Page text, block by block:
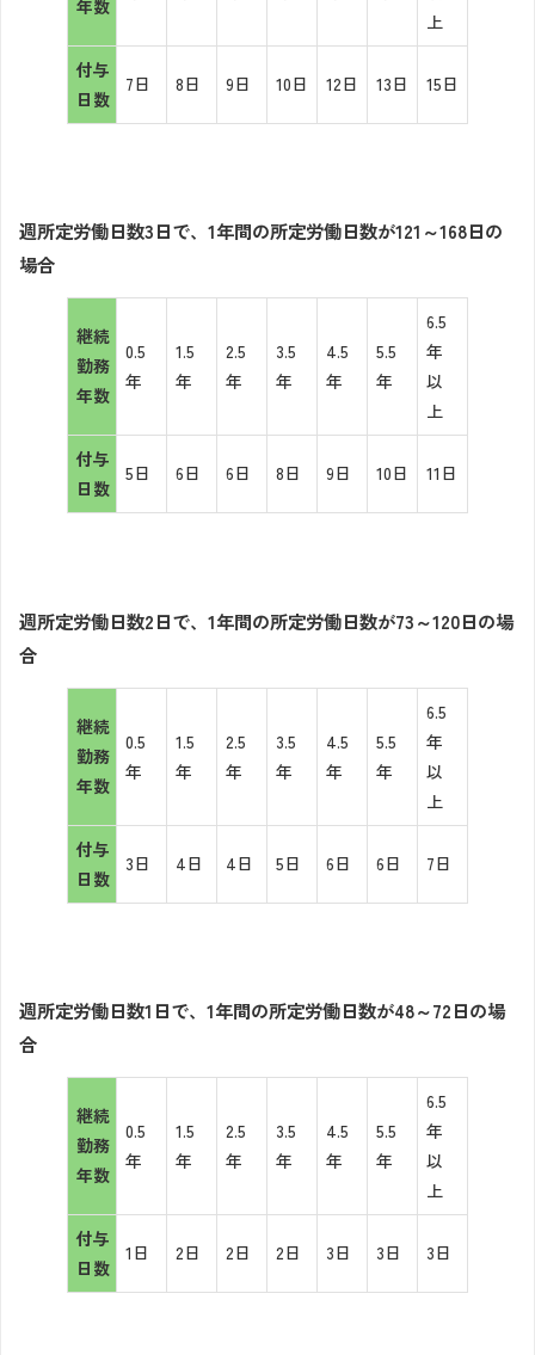
年数
上
付与
日数
7日 8日 9日 10日 12日 13日 15日
週所定労働日数3日で、1年間の所定労働日数が121～168日の
場合
継続
勤務
年数
0.5
年
1.5
年
2.5
年
3.5
年
4.5
年
5.5
年
6.5
年
以
上
付与
日数
5日 6日 6日 8日 9日 10日 11日
週所定労働日数2日で、1年間の所定労働日数が73～120日の場
合
継続
勤務
年数
0.5
年
1.5
年
2.5
年
3.5
年
4.5
年
5.5
年
6.5
年
以
上
付与
日数
3日 4日 4日 5日 6日 6日 7日
週所定労働日数1日で、1年間の所定労働日数が48～72日の場
合
継続
勤務
年数
0.5
年
1.5
年
2.5
年
3.5
年
4.5
年
5.5
年
6.5
年
以
上
付与
日数
1日 2日 2日 2日 3日 3日 3日